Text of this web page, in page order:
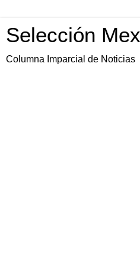
Selección
Columna Imparcial de Noticias